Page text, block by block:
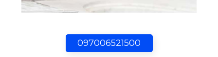
097006521500